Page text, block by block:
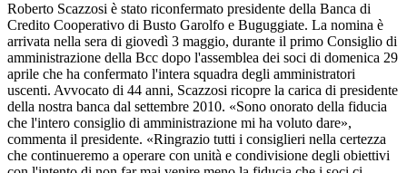
Roberto Scazzosi è stato riconfermato presidente della Banca di
Credito Cooperativo di Busto Garolfo e Buguggiate. La nomina è
arrivata nella sera di giovedì 3 maggio, durante il primo Consiglio di
amministrazione della Bcc dopo l'assemblea dei soci di domenica 29
aprile che ha confermato l'intera squadra degli amministratori
uscenti. Avvocato di 44 anni, Scazzosi ricopre la carica di presidente
della nostra banca dal settembre 2010. «Sono onorato della fiducia
che l'intero consiglio di amministrazione mi ha voluto dare»,
commenta il presidente. «Ringrazio tutti i consiglieri nella certezza
che continueremo a operare con unità e condivisione degli obiettivi